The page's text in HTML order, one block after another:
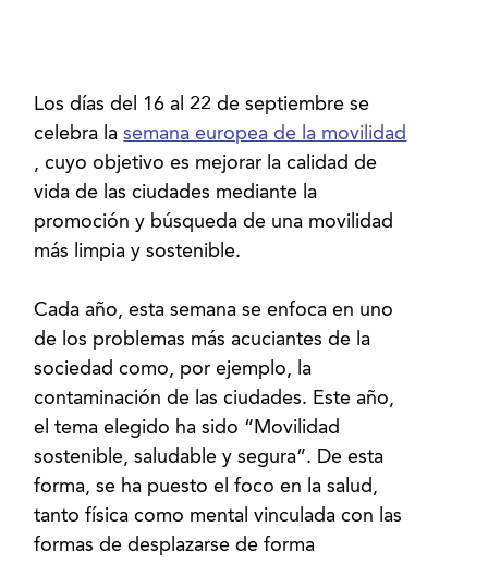
Los días del 16 al 22 de septiembre se
celebra lasemana europea de la movilidad
, cuyo objetivo es mejorar la calidad de
vida de las ciudades mediante la
promoción y búsqueda de una movilidad
más limpia y sostenible.
Cada año, esta semana se enfoca en uno
de los problemas más acuciantes de la
sociedad como, por ejemplo, la
contaminación de las ciudades. Este año,
el tema elegido ha sido “Movilidad
sostenible, saludable y segura”. De esta
forma, se ha puesto el foco en la salud,
tanto física como mental vinculada con las
formas de desplazarse de forma